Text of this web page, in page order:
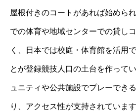
屋根付きのコートがあれば始めら
での体育や地域センターでの貸し
く、日本では校庭・体育館を活用
とが登録競技人口の土台を作って
ュニティや公共施設でプレーでき
り、アクセス性が支持されています